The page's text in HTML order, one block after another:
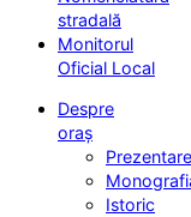
stradală
Monitorul
Oficial Local
Despre
oraș
Istoric